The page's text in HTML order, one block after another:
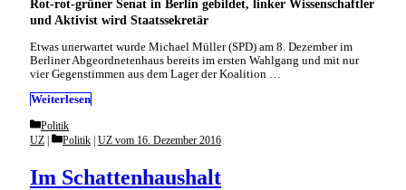
Rot-rot-grüner Senat in Berlin gebildet, linker Wissenschaftler
und Aktivist wird Staatssekretär
Etwas unerwartet wurde Michael Müller (SPD) am 8. Dezember im
Berliner Abgeordnetenhaus bereits im ersten Wahlgang und mit nur
vier Gegenstimmen aus dem Lager der Koalition …
Weiterlesen
Categories
Politik
Im Schattenhaushalt
UZ Categories
Politik | UZ vom 16. Dezember 2016